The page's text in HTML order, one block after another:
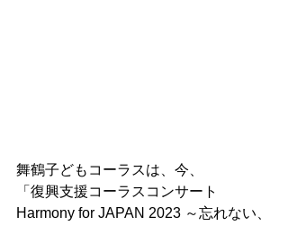
舞鶴子どもコーラスは、今、
「復興支援コーラスコンサート
Harmony for JAPAN 2023 ～忘れない、